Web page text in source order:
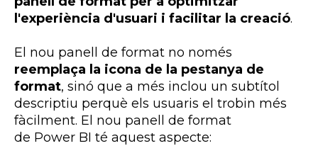
l'experiència d'usuari i facilitar la creació.
El nou panell de format no només
reemplaça la icona de la pestanya de
format, sinó que a més inclou un subtítol
descriptiu perquè els usuaris el trobin més
fàcilment. El nou panell de format
de Power BI té aquest aspecte: